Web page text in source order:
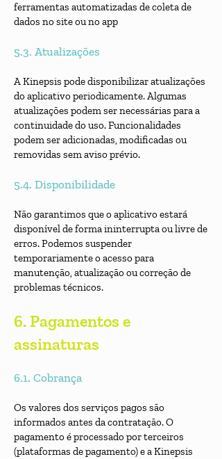
ferramentas automatizadas de coleta de
dados no site ou no app
5.3. Atualizações
A Kinepsis pode disponibilizar atualizações
do aplicativo periodicamente. Algumas
atualizações podem ser necessárias para a
continuidade do uso. Funcionalidades
podem ser adicionadas, modificadas ou
removidas sem aviso prévio.
5.4. Disponibilidade
Não garantimos que o aplicativo estará
disponível de forma ininterrupta ou livre de
erros. Podemos suspender
temporariamente o acesso para
manutenção, atualização ou correção de
problemas técnicos.
6. Pagamentos e
assinaturas
6.1. Cobrança
Os valores dos serviços pagos são
informados antes da contratação. O
pagamento é processado por terceiros
(plataformas de pagamento) e a Kinepsis